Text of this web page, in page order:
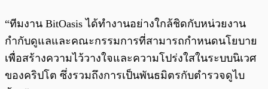
“ทีมงาน BitOasis ได้ทำงานอย่างใกล้ชิดกับหน่วยงาน
กำกับดูแลและคณะกรรมการที่สามารถกำหนดนโยบาย
เพื่อสร้างความไว้วางใจและความโปร่งใสในระบบนิเวศ
ของคริปโต ซึ่งรวมถึงการเป็นพันธมิตรกับตำรวจดูไบ